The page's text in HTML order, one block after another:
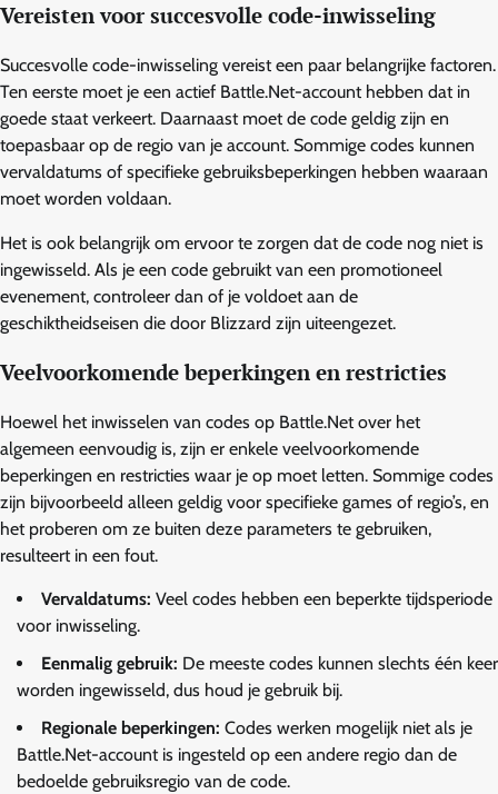
Vereisten voor succesvolle code-inwisseling
Succesvolle code-inwisseling vereist een paar belangrijke factoren.
Ten eerste moet je een actief Battle.Net-account hebben dat in
goede staat verkeert. Daarnaast moet de code geldig zijn en
toepasbaar op de regio van je account. Sommige codes kunnen
vervaldatums of specifieke gebruiksbeperkingen hebben waaraan
moet worden voldaan.
Het is ook belangrijk om ervoor te zorgen dat de code nog niet is
ingewisseld. Als je een code gebruikt van een promotioneel
evenement, controleer dan of je voldoet aan de
geschiktheidseisen die door Blizzard zijn uiteengezet.
Veelvoorkomende beperkingen en restricties
Hoewel het inwisselen van codes op Battle.Net over het
algemeen eenvoudig is, zijn er enkele veelvoorkomende
beperkingen en restricties waar je op moet letten. Sommige codes
zijn bijvoorbeeld alleen geldig voor specifieke games of regio’s, en
het proberen om ze buiten deze parameters te gebruiken,
resulteert in een fout.
Vervaldatums: Veel codes hebben een beperkte tijdsperiode
voor inwisseling.
Eenmalig gebruik: De meeste codes kunnen slechts één keer
worden ingewisseld, dus houd je gebruik bij.
Regionale beperkingen: Codes werken mogelijk niet als je
Battle.Net-account is ingesteld op een andere regio dan de
bedoelde gebruiksregio van de code.